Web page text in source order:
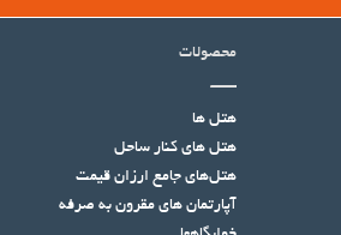
محصولات
هتل ها
هتل‌ های کنار ساحل
هتل‌های جامع ارزان قیمت
آپارتمان های مقرون به صرفه